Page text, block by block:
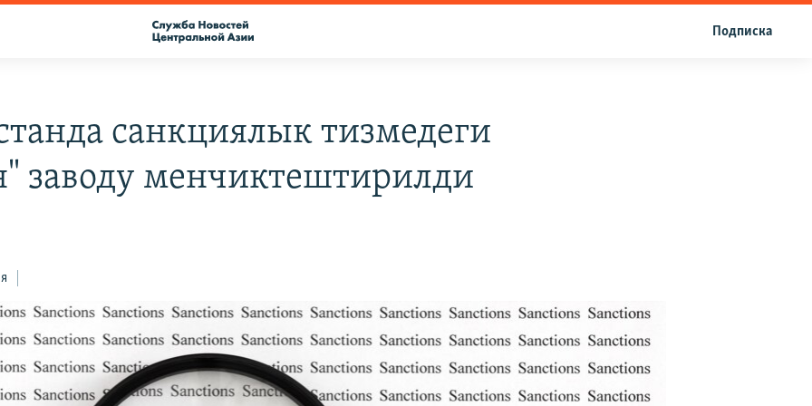
Подписка
санкциялык тизмедеги
заводу менчиктештирилди